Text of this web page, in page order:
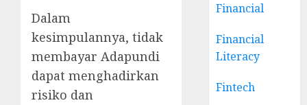
Dalam
kesimpulannya, tidak
membayar Adapundi
dapat menghadirkan
risiko dan
Financial
Financial
Literacy
Fintech